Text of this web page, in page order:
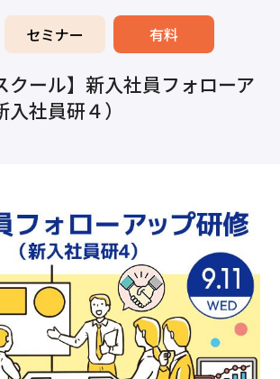
、自社PRをしたい
育成をしたい、セミナーで学びたい
証明を取得したい
申請書類
相談予約 お問合せ
セミナー 有料
クール】新入社員フォローア
社員研４）